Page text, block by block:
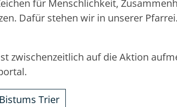
für Menschlichkeit,
Dafür stehen wir in unserer Pfarrei.
zwischenzeitlich auf die Aktion
Trier